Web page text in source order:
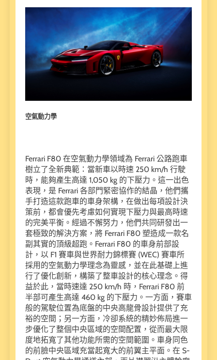
空氣動力學
Ferrari F80 在空氣動力學領域為 Ferrari 公路跑車
樹立了全新典範：當新車以時速 250 km/h 行駛
時，能夠產生高達 1,050 kg 的下壓力。這一出色
表現，是 Ferrari 各部門緊密協作的結晶，他們攜
手打造這款跑車的車身架構，在做出每項設計決
策前，都會優先考慮如何實現下壓力與最高時速
的完美平衡。經過不懈努力，他們共同研發出一
套極致的解決方案，將 Ferrari F80 塑造成一款名
副其實的頂級超跑。Ferrari F80 的車身前部設
計，以 F1 賽車與世界耐力錦標賽 (WEC) 賽車所
採用的空氣動力學理念為靈感，並在此基礎上進
行了優化創新，構築了整車設計的核心理念。得
益於此，當時速達 250 km/h 時，Ferrari F80 前
半部可產生高達 460 kg 的下壓力。一方面，賽車
般的駕駛位置為底盤的中央高龍骨設計提供了充
裕的空間；另一方面，冷卻系統的精妙佈局進一
步優化了整個中央區域的空間配置，從而最大限
度地拓寬了其他功能所需的空間範圍。車身同色
的前臉中央區域充當起寬大的前翼主平面。在 S-